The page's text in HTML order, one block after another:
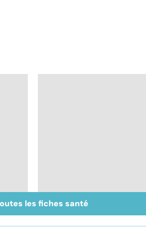
Tout savoir sur les
infections
les fiches santé